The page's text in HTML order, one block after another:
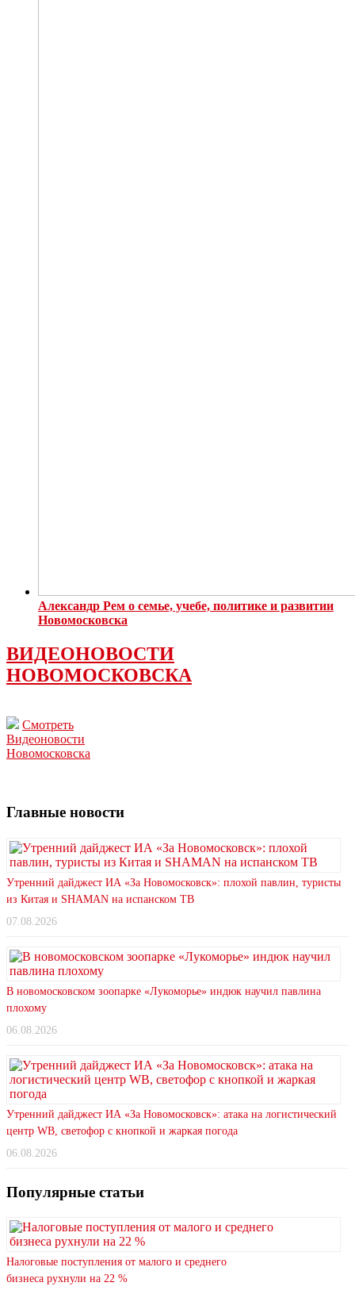
Александр Рем о семье, учебе, политике и развитии
Новомосковска
ВИДЕОНОВОСТИ
НОВОМОСКОВСКА
Смотреть
Видеоновости
Новомосковска
Главные новости
Утренний дайджест ИА «За Новомосковск»: плохой павлин, туристы
из Китая и SHAMAN на испанском ТВ
07.08.2026
В новомосковском зоопарке «Лукоморье» индюк научил павлина
плохому
06.08.2026
Утренний дайджест ИА «За Новомосковск»: атака на логистический
центр WB, светофор с кнопкой и жаркая погода
06.08.2026
Популярные статьи
Налоговые поступления от малого и среднего
бизнеса рухнули на 22 %